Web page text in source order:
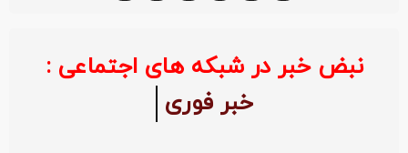
نبض خبر در شبکه های اجتماعی :
خبر فوری